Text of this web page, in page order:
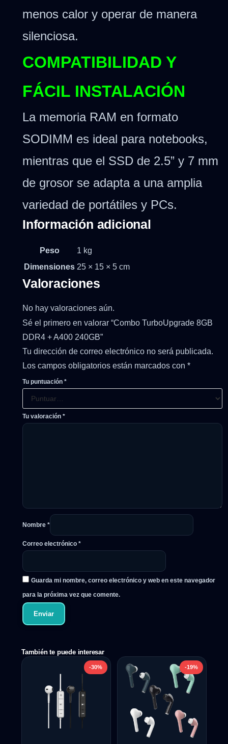
menos calor y operar de manera
silenciosa.
COMPATIBILIDAD Y
FÁCIL INSTALACIÓN
La memoria RAM en formato
SODIMM es ideal para notebooks,
mientras que el SSD de 2.5” y 7 mm
de grosor se adapta a una amplia
variedad de portátiles y PCs.
Información adicional
Peso
1 kg
Dimensiones 25 × 15 × 5 cm
Valoraciones
No hay valoraciones aún.
Sé el primero en valorar “Combo TurboUpgrade 8GB
DDR4 + A400 240GB”
Tu dirección de correo electrónico no será publicada.
Los campos obligatorios están marcados con *
Tu puntuación *
Tu valoración *
Nombre *
Correo electrónico *
Guarda mi nombre, correo electrónico y web en este navegador
para la próxima vez que comente.
También te puede interesar
-30% -19%